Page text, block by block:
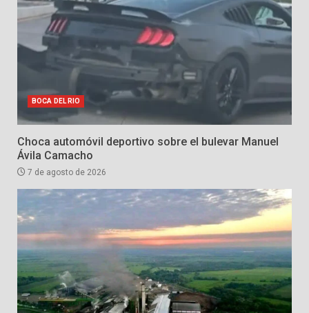
BOCA DEL RIO
Choca automóvil deportivo sobre el bulevar Manuel
Ávila Camacho
7 de agosto de 2026